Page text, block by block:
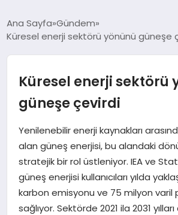
SPOR
EKONOMI
DÜNYA
MAGAZIN
EĞITIM
Ana Sayfa Gündem
Küresel enerji sektörü yönünü güneşe
Küresel enerji sektörü
güneşe çevirdi
Yenilenebilir enerji kaynakları
alan güneş enerjisi, bu alandaki
stratejik bir rol üstleniyor. IEA ve
güneş enerjisi kullanıcıları yılda
karbon emisyonu ve 75 milyon
sağlıyor. Sektörde 2021 ila 2031